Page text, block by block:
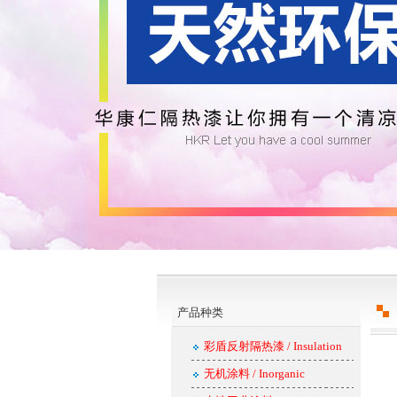
产品种类
彩盾反射隔热漆 / Insulation
无机涂料 / Inorganic